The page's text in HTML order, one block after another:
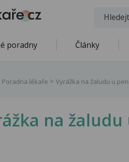
poradny Články
Poradna lékaře Vyrážka na žaludu u
na žaludu